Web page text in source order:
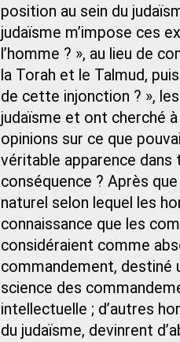
position au sein du
judaïsme m’impose ces
l’homme ? », au lieu de
la Torah et le Talmud,
de cette injonction ? »,
judaïsme et ont cherché
opinions sur ce que
véritable apparence dans
conséquence ? Après
naturel selon lequel les
connaissance que les
considéraient comme
commandement, destiné
science des
intellectuelle ; d’autres
du judaïsme, devinrent